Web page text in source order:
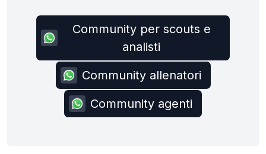
Community per scouts e
analisti
Community allenatori
Community agenti